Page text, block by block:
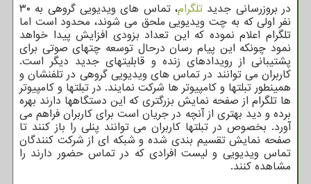
در بروزرسانی جدید تلگرام ، تماس های ویدیویی گروهی به ۳۰
نفر اولی که به چت ویدیویی ملحق می شوند، محدود است اما
تلگرام اعلام نموده که این تعداد بزودی افزایش پیدا خواهد
نمود چونکه این پیام رسان درحال توسعه چتهای صوتی برای
پشتیبانی از رویدادهای زنده و قابلیتهای جدید دیگر است.
کاربران می توانند در تماس های ویدیویی گروهی در تلفنشان و
همینطور تبلتها و کامپیوتر ها شرکت نمایند. در تبلتها و کامپیوتر
ها تلگرام از صفحه نمایش بزرگتری که این دستگاهها دارند بهره
برده و دید بهتری از آنچه در جریان است برای کاربران فراهم می
آورد. بخصوص در تبلتها کاربران می توانند پنلی را باز کنند تا
صفحه نمایش تقسیم بندی شده و شبکه ای از شرکت کنندگان
تماس ویدیویی و لیست افرادی که در تماس حضور دارند را
مشاهده کنند.